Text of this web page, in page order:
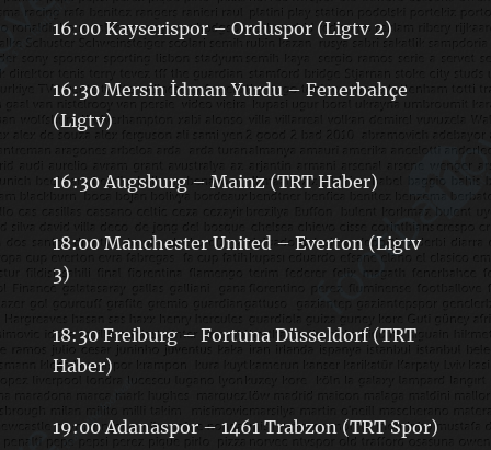
16:00 Kayserispor – Orduspor (Ligtv 2)
16:30 Mersin İdman Yurdu – Fenerbahçe
(Ligtv)
16:30 Augsburg – Mainz (TRT Haber)
18:00 Manchester United – Everton (Ligtv
3)
18:30 Freiburg – Fortuna Düsseldorf (TRT
Haber)
19:00 Adanaspor – 1461 Trabzon (TRT Spor)